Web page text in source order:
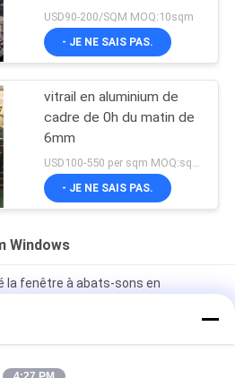
USD90-200/SQM MOQ:10sqm
- JE NE SAIS PAS.
vitrail en aluminium de
cadre de 0h du matin de
6mm
USD100-550 per sqm MOQ:sqm 300
- JE NE SAIS PAS.
Windows
la fenêtre à abats-sons en
imperméable réglable de la
vinyle d'intérieur